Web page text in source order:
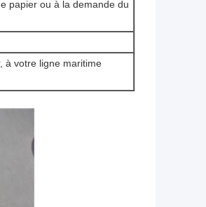
papier ou à la demande du
à votre ligne maritime